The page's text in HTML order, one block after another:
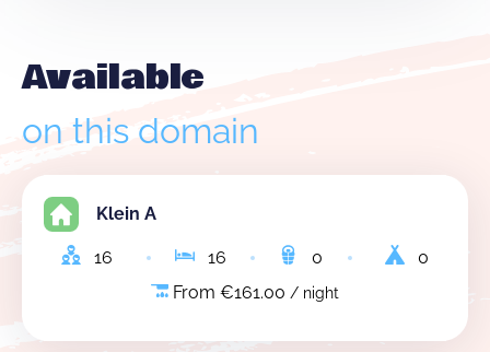
Available
on this domain
Klein A
16 16 0
0
From €161.00 / night